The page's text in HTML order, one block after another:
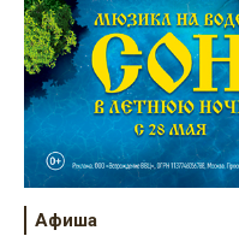
Афиша